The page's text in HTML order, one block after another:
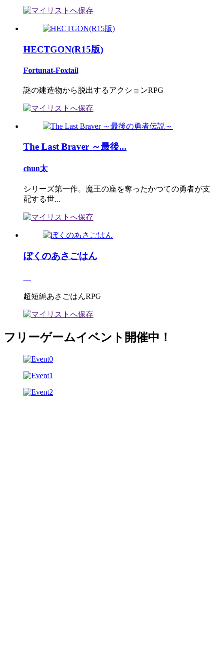
HECTGON(R15版)
Fortunat-Foxtail
謎の建造物から脱出するアクションRPG
The Last Braver ～最後...
chun太
シリーズ第一作。魔王の座を奪ったかつての勇者が支
配する世...
ぼくのあさごはん
超短編あさごはんRPG
フリーゲームイベント開催中！